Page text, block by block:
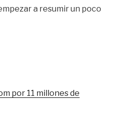
a resumir un poco
por 11 millones de